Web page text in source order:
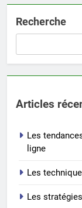
Recherche
Articles
Les
ligne
Les
Les